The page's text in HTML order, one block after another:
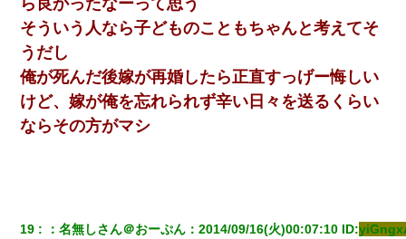
そういう人なら子どものこともちゃんと考えてそ
うだし
俺が死んだ後嫁が再婚したら正直すっげー悔しい
けど、嫁が俺を忘れられず辛い日々を送るくらい
ならその方がマシ
19 ：名無しさん＠おーぷん ：2014/09/16(火)00:07:10 ID: